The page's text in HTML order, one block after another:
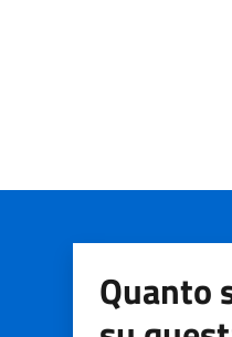
Quanto